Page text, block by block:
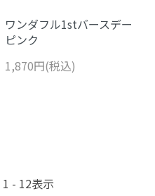
ワンダフル1stバースデー
ピンク
1,870円(税込)
1 - 12表示